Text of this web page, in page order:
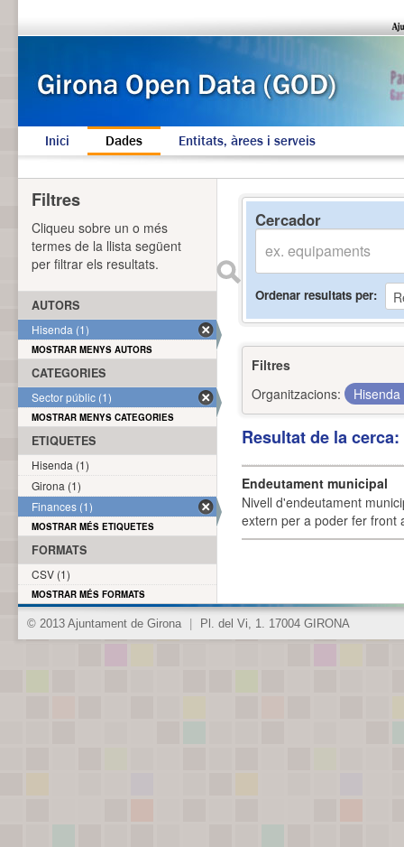
Inici Dades Entitats, àrees i serveis
Cercador
Ordenar resultats per
Filtres
Organitzacions:
Hisenda
Resultat de la
Endeutament municipal
Nivell d'endeutament
extern per a poder fer front
Filtres
Cliqueu sobre un o més
termes de la llista següent
per filtrar els resultats.
AUTORS
Hisenda (1)
MOSTRAR MENYS AUTORS
CATEGORIES
Sector públic (1)
MOSTRAR MENYS CATEGORIES
ETIQUETES
Hisenda (1)
Girona (1)
Finances (1)
MOSTRAR MÉS ETIQUETES
FORMATS
CSV (1)
MOSTRAR MÉS FORMATS
© 2013 Ajuntament de Girona Pl. del Vi, 1. 17004 GIRONA